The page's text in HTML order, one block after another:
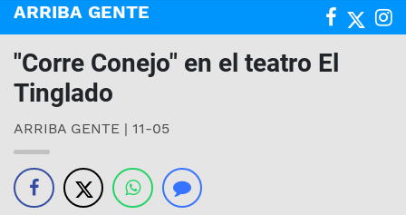
ARRIBA GENTE
"Corre Conejo" en el teatro El
Tinglado
ARRIBA GENTE | 11-05